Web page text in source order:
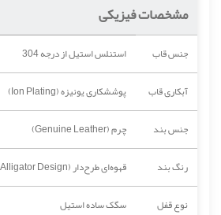
مشخصات فیزیکی
جنس قاب
استنلس استیل از درجه 304
آبکاری قاب
پوششکاری یونیزه (Ion Plating)
جنس بند
چرم (Genuine Leather)
رنگ بند
قهوه‌ای طرح‌دار (Alligator Design)
نوع قفل
سگک ساده استیل